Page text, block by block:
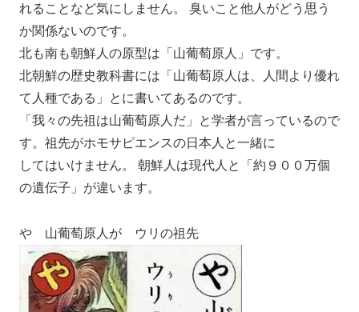
れることなど気にしません。 臭いこと他人がどう思う
か関係ないのです。
北も南も朝鮮人の原型は「山葡萄原人」です。
北朝鮮の歴史教科書には「山葡萄原人は、人間より優れ
て人種である」とに書いてあるのです。
「我々の先祖は山葡萄原人だ」と学者が言っているので
す。祖先がホモサピエンスの日本人と一緒に
してはいけません。 朝鮮人は現代人と「約９００万個
の遺伝子」が違います。
や 山葡萄原人が ウリの祖先